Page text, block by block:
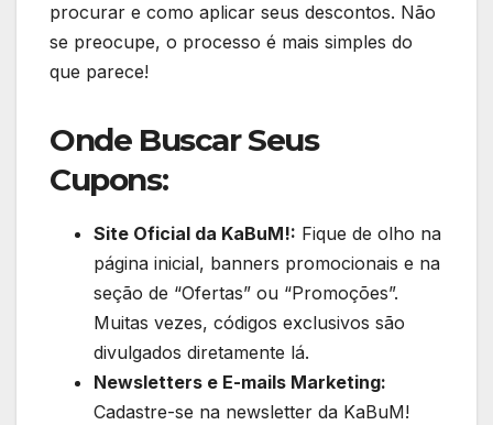
procurar e como aplicar seus descontos. Não
se preocupe, o processo é mais simples do
que parece!
Onde Buscar Seus
Cupons:
Site Oficial da KaBuM!: Fique de olho na
página inicial, banners promocionais e na
seção de “Ofertas” ou “Promoções”.
Muitas vezes, códigos exclusivos são
divulgados diretamente lá.
Newsletters e E-mails Marketing:
Cadastre-se na newsletter da KaBuM!